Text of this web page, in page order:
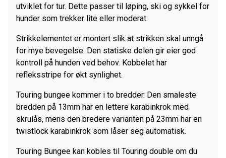
utviklet for tur. Dette passer til løping, ski og sykkel for
hunder som trekker lite eller moderat.
Strikkelementet er montert slik at strikken skal unngå
for mye bevegelse. Den statiske delen gir eier god
kontroll på hunden ved behov. Kobbelet har
refleksstripe for økt synlighet.
Touring bungee kommer i to bredder. Den smaleste
bredden på 13mm har en lettere karabinkrok med
skrulås, mens den bredere varianten på 23mm har en
twistlock karabinkrok som låser seg automatisk.
Touring Bungee kan kobles til Touring double om du